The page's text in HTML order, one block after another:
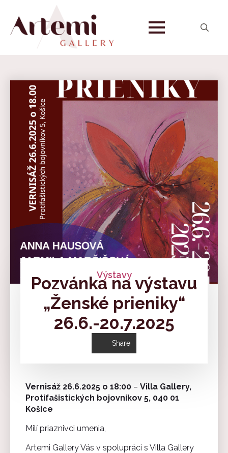
Výstavy
Pozvánka na výstavu
„Ženské prieniky“
26.6.-20.7.2025
Share
Vernisáž 26.6.2025 o 18:00 – Villa Gallery,
Protifašistických bojovníkov 5, 040 01
Košice
Milí priaznivci umenia,
Artemi Gallery Vás v spolupráci s Villa Gallery